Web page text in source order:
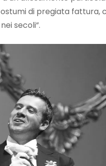
di pregiata
secoli”.